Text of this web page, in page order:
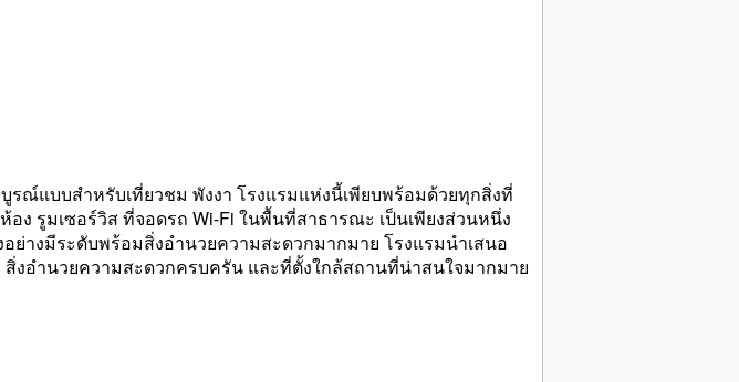
แบบสำหรับเที่ยวชม พังงา โรงแรมแห่งนี้เพียบพร้อมด้วยทุกสิ่งที่
ง รูมเซอร์วิส ที่จอดรถ Wi-Fi ในพื้นที่สาธารณะ เป็นเพียงส่วนหนึ่ง
างมีระดับพร้อมสิ่งอำนวยความสะดวกมากมาย โรงแรมนำเสนอ
งอำนวยความสะดวกครบครัน และที่ตั้งใกล้สถานที่น่าสนใจมากมาย